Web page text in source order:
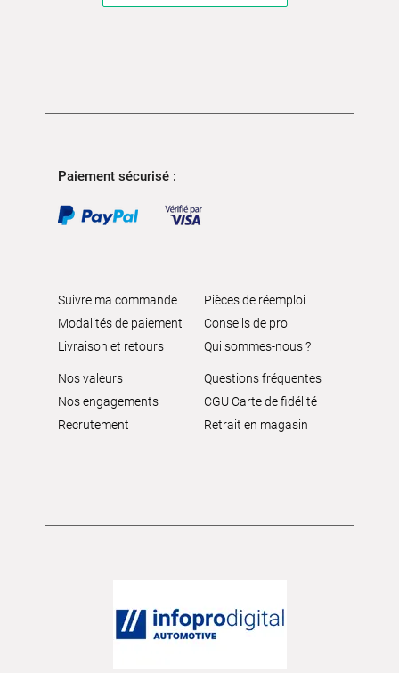
Paiement sécurisé :
Suivre ma commande
Modalités de paiement
Livraison et retours
Pièces de réemploi
Conseils de pro
Qui sommes-nous ?
Nos valeurs
Nos engagements
Recrutement
Questions fréquentes
CGU Carte de fidélité
Retrait en magasin